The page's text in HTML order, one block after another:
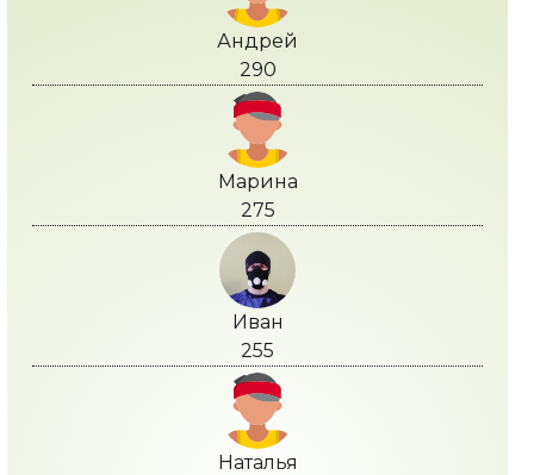
Андрей
290
Марина
275
Иван
255
Наталья